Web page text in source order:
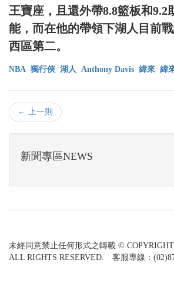
王寶座，且還外帶8.8籃板和9.2
能，而在他的帶領下湖人目前
西區第二。
NBA 獨行俠 湖人 Anthony Davis 緯來 緯
← 上一則
新聞專區NEWS
未經同意禁止任何形式之轉載 ©
ALL RIGHTS RESERVED. 客服專線：